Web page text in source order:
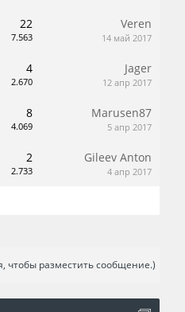
22
7.563
Veren
14 май 2017
4
2.670
Jager
12 апр 2017
8
4.069
Marusen87
5 апр 2017
2
2.733
Gileev Anton
4 апр 2017
чтобы разместить сообщение.)